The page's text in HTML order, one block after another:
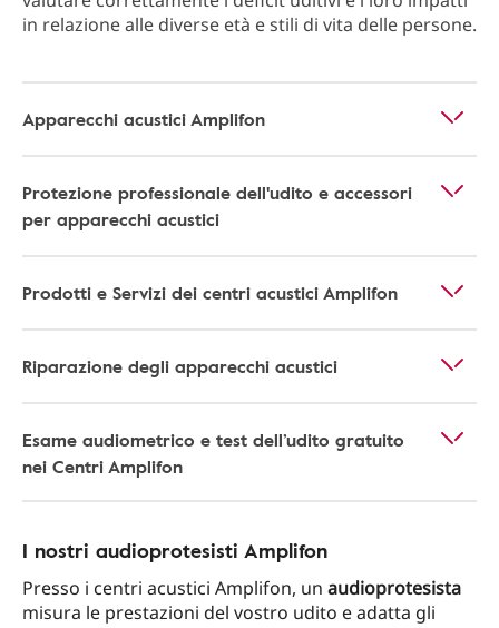
in relazione alle diverse età e stili di vita delle persone.
Apparecchi acustici Amplifon
Protezione professionale dell'udito e accessori
per apparecchi acustici
Prodotti e Servizi dei centri acustici Amplifon
Riparazione degli apparecchi acustici
Esame audiometrico e test dell’udito gratuito
nei Centri Amplifon
I nostri audioprotesisti Amplifon
Presso i centri acustici Amplifon, un audioprotesista
misura le prestazioni del vostro udito e adatta gli